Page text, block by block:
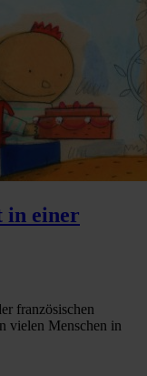
in einer
französischen
vielen Menschen in